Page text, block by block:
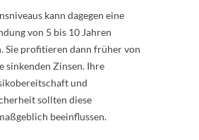
kann dagegen eine
von 5 bis 10 Jahren
Sie profitieren dann früher von
sinkenden Zinsen. Ihre
und
sollten diese
beeinflussen.